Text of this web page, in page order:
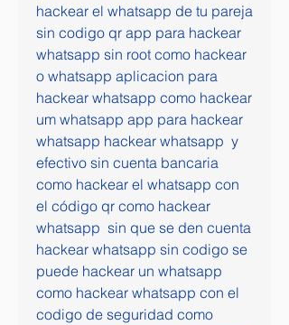
hackear el whatsapp de tu pareja
sin codigo qr app para hackear
whatsapp sin root como hackear
o whatsapp aplicacion para
hackear whatsapp como hackear
um whatsapp app para hackear
whatsapp hackear whatsapp  y
efectivo sin cuenta bancaria
como hackear el whatsapp con
el código qr como hackear
whatsapp  sin que se den cuenta
hackear whatsapp sin codigo se
puede hackear un whatsapp
como hackear whatsapp con el
codigo de seguridad como